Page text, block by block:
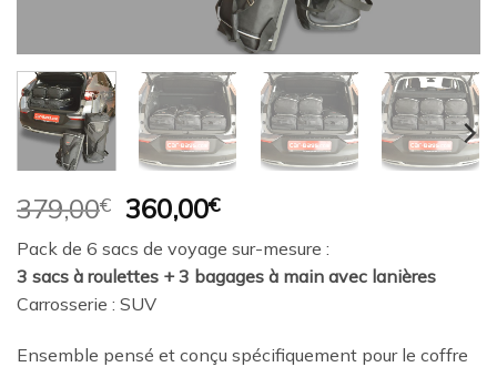
379,00€ Le
prix
initial
était :
379,00€.
360,00€Le
actuel
est :
Pack de 6 sacs de voyage sur-mesure :
3 sacs à roulettes + 3 bagages à main avec lanières
Carrosserie : SUV
Ensemble pensé et conçu spécifiquement pour le coffre